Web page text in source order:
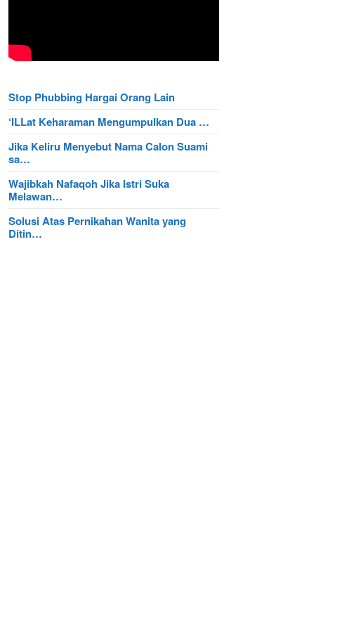
Stop Phubbing Hargai Orang Lain
‘ILLat Keharaman Mengumpulkan Dua …
Jika Keliru Menyebut Nama Calon Suami
sa…
Wajibkah Nafaqoh Jika Istri Suka
Melawan…
Solusi Atas Pernikahan Wanita yang
Ditin…